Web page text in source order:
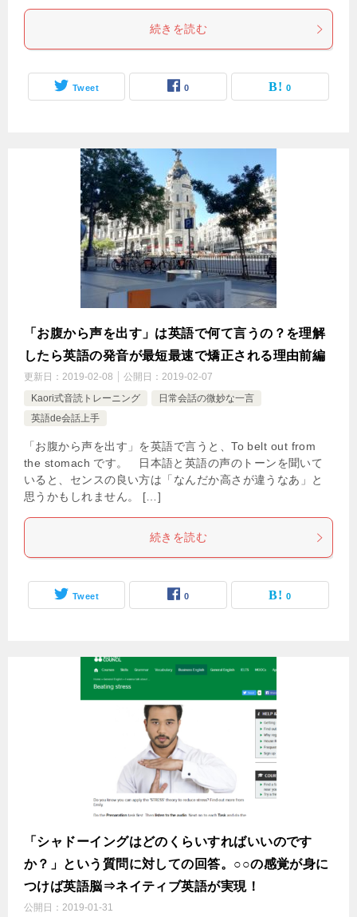
続きを読む
Tweet 0 0
「お腹から声を出す」は英語で何て言うの？を理解
したら英語の発音が最短最速で矯正される理由前編
更新日： 2019-02-08 公開日： 2019-02-07
Kaori式音読トレーニング
日常会話の微妙な一言
英語de会話上手
「お腹から声を出す」を英語で言うと、To belt out from
the stomach です。 日本語と英語の声のトーンを聞いて
いると、センスの良い方は「なんだか高さが違うなあ」と
思うかもしれません。 […]
続きを読む
Tweet 0 0
「シャドーイングはどのくらいすればいいのです
か？」という質問に対しての回答。○○の感覚が身に
つけば英語脳⇒ネイティブ英語が実現！
公開日： 2019-01-31